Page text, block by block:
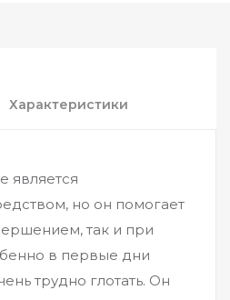
Характеристики
является
но он помогает
так и при
в первые дни
трудно глотать. Он